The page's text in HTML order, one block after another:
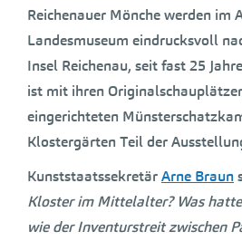
Reichenauer Mönche werden im
Landesmuseum eindrucksvoll
Insel Reichenau, seit fast 25
ist mit ihren
eingerichteten
Klostergärten Teil der
KunststaatssekretärArne Braun
Kloster im Mittelalter? Was
wie der Inventurstreit zwischen